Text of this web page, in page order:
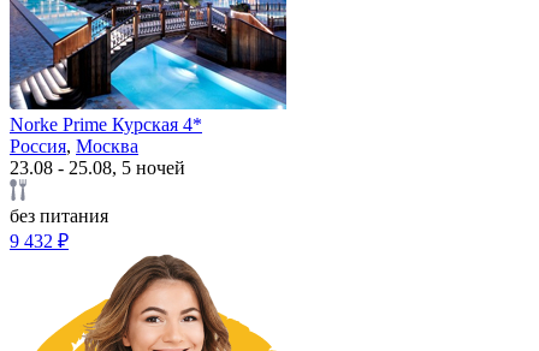
Norke Prime Курская 4*
Россия, Москва
23.08 - 25.08, 5 ночей
без питания
9 432 ₽